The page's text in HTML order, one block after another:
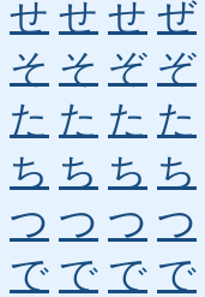
せ せ せ ぜ
そ そ ぞ ぞ
た た た た
ち ち ち ち
つ つ つ つ
で で で で